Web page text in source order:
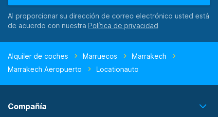
Al proporcionar su dirección de correo electrónico usted está
de acuerdo con nuestra
Alquiler de coches Marruecos
Marrakech
Marrakech Aeropuerto
Locationauto
Compañía